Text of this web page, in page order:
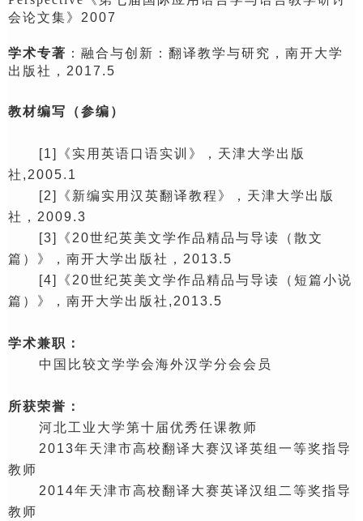
会论文集》2007
学术专著 ：融合与创新：翻译教学与研究，南开大学
出版社，2017 .5
教材编写（参编）
[1]《实用英语口语实训》，天津大学出版
社,2005.1
[2]
《新编实用汉英翻译教程》，天津大学出版
社，2009.3
[3]
《20世纪英美文学作品精品与导读（散文
篇）》，南开大学出版社，2013.5
[4]
《20世纪英美文学作品精品与导读（短篇小说
篇）》，南开大学出版社,2013.5
学术兼职：
中国比较文学学会海外汉学分会会员
所获荣誉：
河北工业大学第十届优秀任课教师
2013年天津市高校翻译大赛汉译英组一等奖指导
教师
2014年天津市高校翻译大赛英译汉组二等奖指导
教师